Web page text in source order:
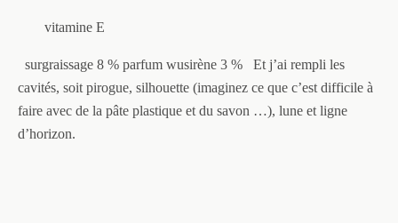
vitamine E
surgraissage 8 % parfum wusirène 3 %
Et j’ai rempli les
cavités, soit pirogue, silhouette (imaginez ce que c’est difficile à
faire avec de la pâte plastique et du savon …), lune et ligne
d’horizon.